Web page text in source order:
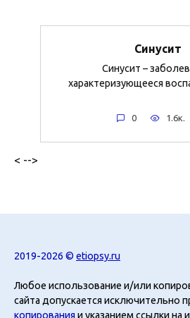
Синусит
Синусит –
характеризующееся
0 1.6к.
< -->
2019-2026 © etiopsy.ru
Любое использование и/или
сайта допускается исключительно
копирования и указанием ссылки на